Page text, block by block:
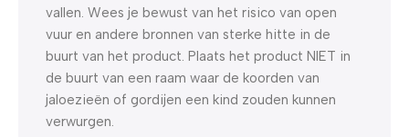
vallen. Wees je bewust van het risico van open
vuur en andere bronnen van sterke hitte in de
buurt van het product. Plaats het product NIET in
de buurt van een raam waar de koorden van
jaloezieën of gordijen een kind zouden kunnen
verwurgen.